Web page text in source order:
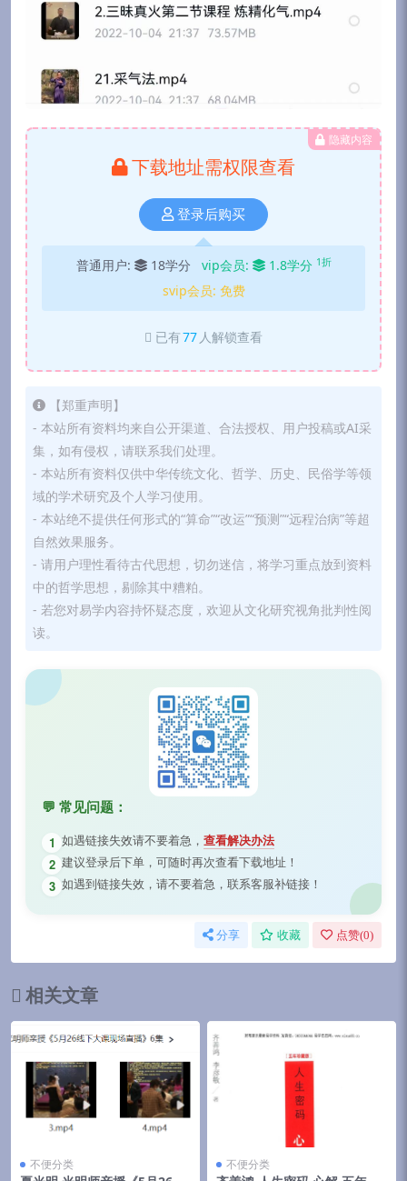
隐藏内容
下载地址需权限查看
登录后购买
普通用户: 18学分 vip会员: 1.8学分 1折
svip会员: 免费
已有77 人解锁查看
【郑重声明】
- 本站所有资料均来自公开渠道、合法授权、用户投稿或AI采
集，如有侵权，请联系我们处理。
- 本站所有资料仅供中华传统文化、哲学、历史、民俗学等领
域的学术研究及个人学习使用。
- 本站绝不提供任何形式的“算命”“改运”“预测”“远程治病”等超
自然效果服务。
- 请用户理性看待古代思想，切勿迷信，将学习重点放到资料
中的哲学思想，剔除其中糟粕。
- 若您对易学内容持怀疑态度，欢迎从文化研究视角批判性阅
读。
💬 常见问题：
1 如遇链接失效请不要着急， 查看解决办法
2 建议登录后下单，可随时再次查看下载地址！
3 如遇到链接失效，请不要着急，联系客服补链接！
分享 收藏 点赞(0)
相关文章
不便分类 不便分类